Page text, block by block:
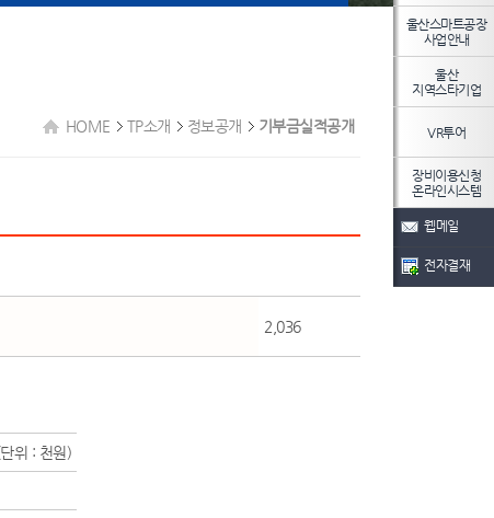
HOME TP소개 정보공개 기부금실적공개
2,036
위 : 천원)
울산스마트공장
사업안내
울산
지역스타기업
VR투어
장비이용신청
온라인시스템
웹메일
전자결재